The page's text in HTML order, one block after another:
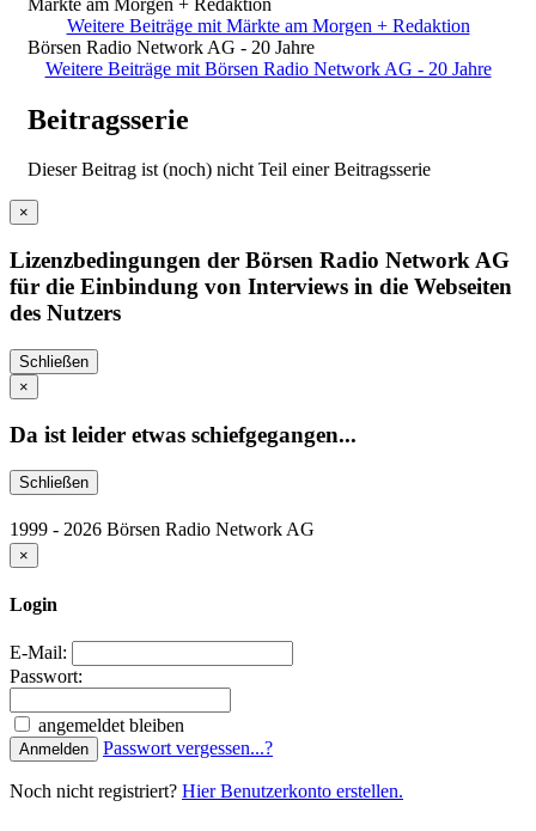
Weitere Beiträge mit Märkte am Morgen + Redaktion
Börsen Radio Network AG - 20 Jahre
Weitere Beiträge mit Börsen Radio Network AG - 20 Jahre
Beitragsserie
Dieser Beitrag ist (noch) nicht Teil einer Beitragsserie
×
Lizenzbedingungen der Börsen Radio Network AG
für die Einbindung von Interviews in die Webseiten
des Nutzers
Schließen
×
Da ist leider etwas schiefgegangen...
Schließen
1999 - 2026 Börsen Radio Network AG
×
Login
E-Mail:
Passwort:
angemeldet bleiben
Anmelden Passwort vergessen...?
Noch nicht registriert? Hier Benutzerkonto erstellen.